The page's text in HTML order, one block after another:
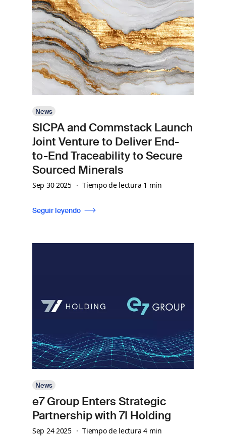
News
SICPA and Commstack Launch
Joint Venture to Deliver End-
to-End Traceability to Secure
Sourced Minerals
Sep 30 2025 Tiempo de lectura 1 min
Seguir leyendo
News
e7 Group Enters Strategic
Partnership with 7I Holding
Sep 24 2025 Tiempo de lectura 4 min